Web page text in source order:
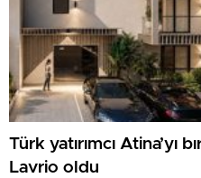
Türk yatırımcı Atina’yı
Lavrio oldu